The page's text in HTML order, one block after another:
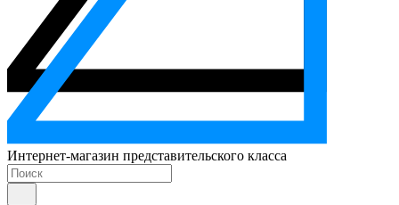
Интернет-магазин представительского класса